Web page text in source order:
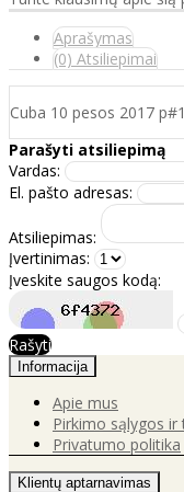
Aprašymas
(0) Atsiliepimai
Cuba 10 pesos 2017
Parašyti atsiliepimą
Vardas:
El. pašto adresas:
Atsiliepimas:
Įvertinimas:
Įveskite saugos kodą:
Rašyti
Informacija
Apie mus
Pirkimo sąlygos ir
Privatumo politika
Klientų aptarnavimas